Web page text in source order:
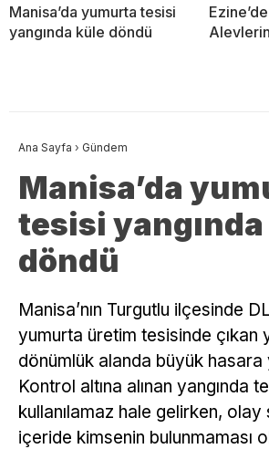
Manisa’da yumurta tesisi
yangında küle döndü
Ana Sayfa › Gündem
Manisa’da
tesisi
döndü
Manisa’nın Turgutlu ilçesinde
yumurta üretim tesisinde çıkan
dönümlük alanda büyük hasara
Kontrol altına alınan yangında
kullanılamaz hale gelirken, olay
içeride kimsenin bulunmaması